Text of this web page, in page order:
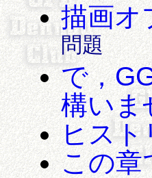
描画オ
問題
で，
構いま
ヒスト
この章